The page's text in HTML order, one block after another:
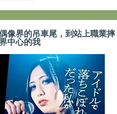
像界的吊車尾，到站上職業摔
中心的我